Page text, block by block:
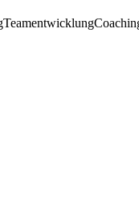
Teamentwicklung